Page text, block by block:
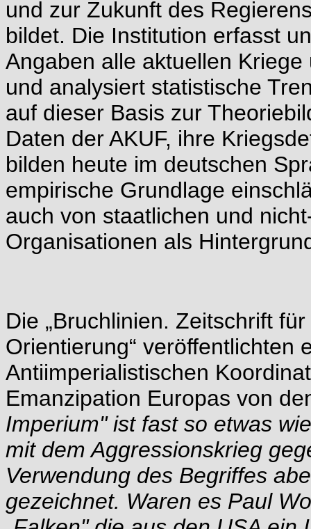
und zur Zukunft des
bildet. Die Institution erfasst
Angaben alle aktuellen
und analysiert statistische
auf dieser Basis zur
Daten der AKUF, ihre
bilden heute im deutschen
empirische Grundlage
auch von staatlichen und
Organisationen als
Die „Bruchlinien. Zeitschrift
Orientierung“ veröffentlichten
Antiimperialistischen
Emanzipation Europas von
Imperium" ist fast so etwas
mit dem Aggressionskrieg
Verwendung des Begriffes
gezeichnet. Waren es Paul